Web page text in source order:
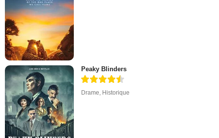
Peaky Blinders
Drame, Historique